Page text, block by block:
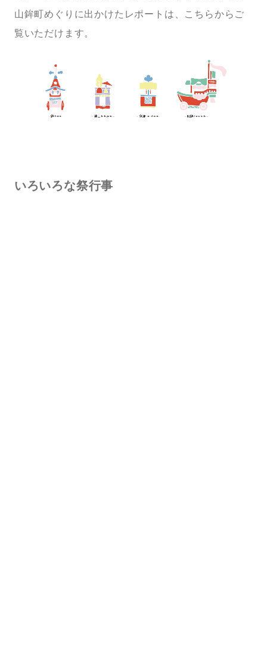
山鉾町めぐりに出かけたレポートは、こちらからご
覧いただけます。
いろいろな祭行事